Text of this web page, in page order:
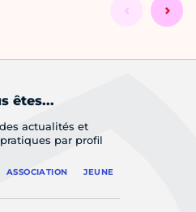
êtes...
actualités et
par profil
ASSOCIATION JEUNE